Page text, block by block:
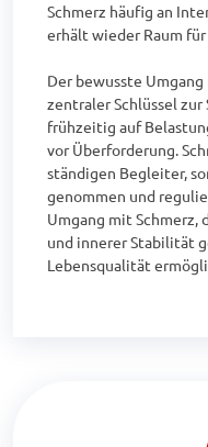
Schmerz häufig an
erhält wieder Raum
Der bewusste
zentraler Schlüssel
frühzeitig auf
vor Überforderung.
ständigen Begleiter,
genommen und
Umgang mit Schmerz,
und innerer Stabilität
Lebensqualität